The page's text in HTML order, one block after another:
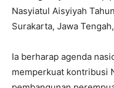
Nasyiatul Aisyiyah
Surakarta, Jawa
Ia berharap agenda
memperkuat kontribusi